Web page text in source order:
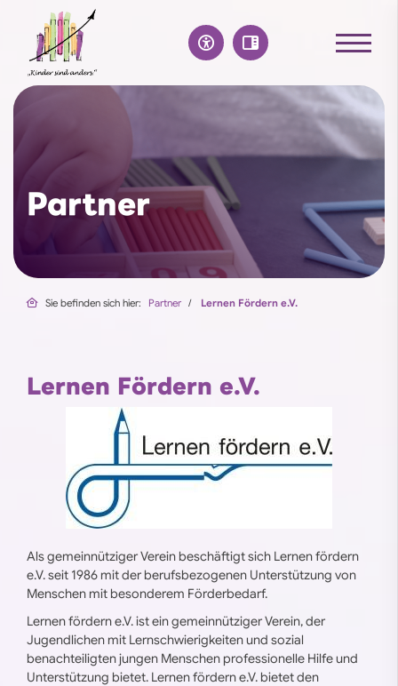
Partner
Sie befinden sich hier: Partner Lernen Fördern e.V.
Lernen Fördern e.V.
Als gemeinnütziger Verein beschäftigt sich Lernen fördern
e.V. seit 1986 mit der berufsbezogenen Unterstützung von
Menschen mit besonderem Förderbedarf.
Lernen fördern e.V. ist ein gemeinnütziger Verein, der
Jugendlichen mit Lernschwierigkeiten und sozial
benachteiligten jungen Menschen professionelle Hilfe und
Unterstützung bietet. Lernen fördern e.V. bietet den